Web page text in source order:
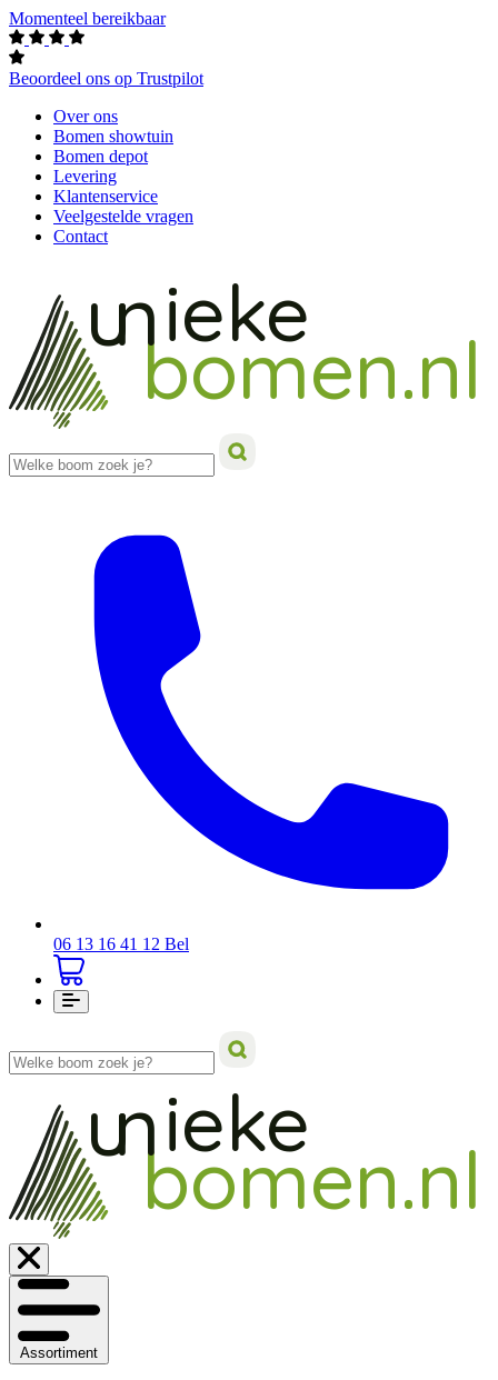
Momenteel bereikbaar
Beoordeel ons op Trustpilot
Over ons
Bomen showtuin
Bomen depot
Levering
Klantenservice
Veelgestelde vragen
Contact
bomen.nl
unieke
06 13 16 41 12 Bel
bomen.nl
unieke
Assortiment